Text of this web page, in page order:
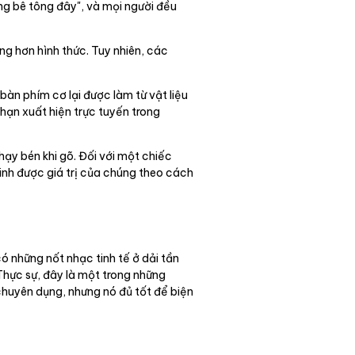
bê tông đây", và mọi người đều
hơn hình thức. Tuy nhiên, các
phím cơ lại được làm từ vật liệu
xuất hiện trực tuyến trong
bén khi gõ. Đối với một chiếc
được giá trị của chúng theo cách
những nốt nhạc tinh tế ở dải tần
sự, đây là một trong những
dụng, nhưng nó đủ tốt để biện